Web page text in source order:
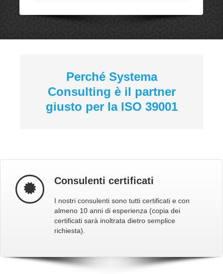
Perché Systema
Consulting è il partner
giusto per la ISO 39001
Consulenti certificati
I nostri consulenti sono tutti certificati e con
almeno 10 anni di esperienza (copia dei
certificati sarà inoltrata dietro semplice
richiesta).